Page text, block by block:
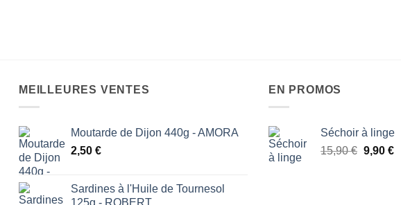
MEILLEURES VENTES
Moutarde de Dijon 440g - AMORA
2,50 €
Sardines à l'Huile de Tournesol
125g - ROBERT
EN PROMOS
Séchoir à linge
15,90€ Le
9,90 €Le